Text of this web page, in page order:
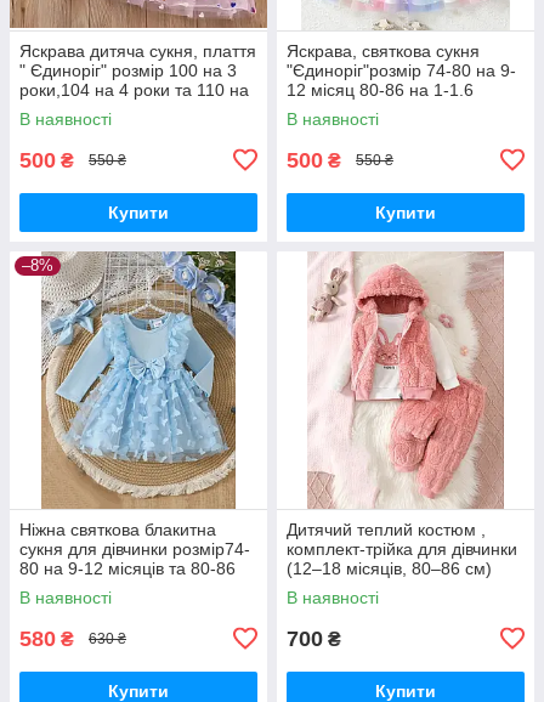
Яскрава дитяча сукня, плаття
" Єдиноріг" розмір 100 на 3
роки,104 на 4 роки та 110 на
5 років
В наявності
500 ₴ 550 ₴
Купити
Яскрава, святкова сукня
"Єдиноріг"розмір 74-80 на 9-
12 місяц 80-86 на 1-1.6
років,розмір 86-92 на 1.6-2
роки та 92-98 на 2-3 роки
В наявності
500 ₴ 550 ₴
Купити
–8%
Ніжна святкова блакитна
сукня для дівчинки розмір74-
80 на 9-12 місяців та 80-86
на 12-18 місяців
В наявності
580 ₴ 630 ₴
Купити
Дитячий теплий костюм ,
комплект-трійка для дівчинки
(12–18 місяців, 80–86 см)
В наявності
700 ₴
Купити